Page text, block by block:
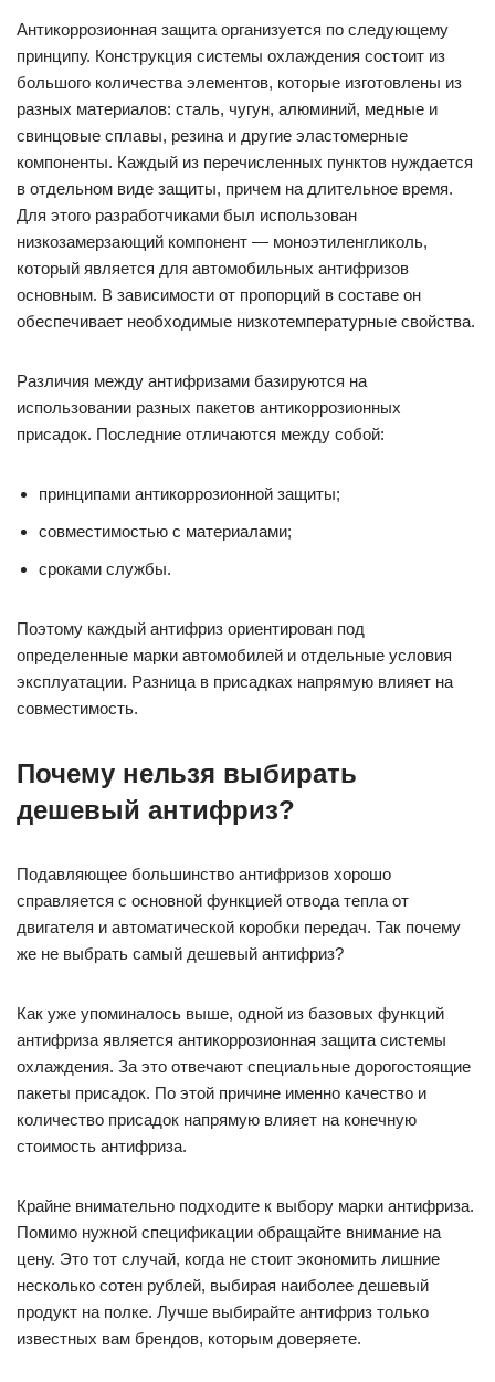
Антикоррозионная защита организуется по следующему
принципу. Конструкция системы охлаждения состоит из
большого количества элементов, которые изготовлены из
разных материалов: сталь, чугун, алюминий, медные и
свинцовые сплавы, резина и другие эластомерные
компоненты. Каждый из перечисленных пунктов нуждается
в отдельном виде защиты, причем на длительное время.
Для этого разработчиками был использован
низкозамерзающий компонент — моноэтиленгликоль,
который является для автомобильных антифризов
основным. В зависимости от пропорций в составе он
обеспечивает необходимые низкотемпературные свойства.
Различия между антифризами базируются на
использовании разных пакетов антикоррозионных
присадок. Последние отличаются между собой:
принципами антикоррозионной защиты;
совместимостью с материалами;
сроками службы.
Поэтому каждый антифриз ориентирован под
определенные марки автомобилей и отдельные условия
эксплуатации. Разница в присадках напрямую влияет на
совместимость.
Почему нельзя выбирать
дешевый антифриз?
Подавляющее большинство антифризов хорошо
справляется с основной функцией отвода тепла от
двигателя и автоматической коробки передач. Так почему
же не выбрать самый дешевый антифриз?
Как уже упоминалось выше, одной из базовых функций
антифриза является антикоррозионная защита системы
охлаждения. За это отвечают специальные дорогостоящие
пакеты присадок. По этой причине именно качество и
количество присадок напрямую влияет на конечную
стоимость антифриза.
Крайне внимательно подходите к выбору марки антифриза.
Помимо нужной спецификации обращайте внимание на
цену. Это тот случай, когда не стоит экономить лишние
несколько сотен рублей, выбирая наиболее дешевый
продукт на полке. Лучше выбирайте антифриз только
известных вам брендов, которым доверяете.